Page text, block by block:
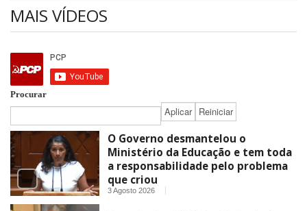
MAIS VÍDEOS
Procurar
O Governo desmantelou o
Ministério da Educação e tem toda
a responsabilidade pelo problema
que criou
3 Agosto 2026